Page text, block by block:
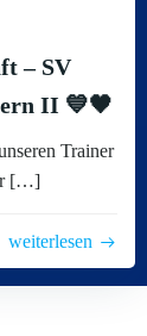
– SV
II 💙🖤
Trainer
[…]
weiterlesen